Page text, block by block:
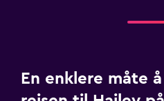
En enklere måte